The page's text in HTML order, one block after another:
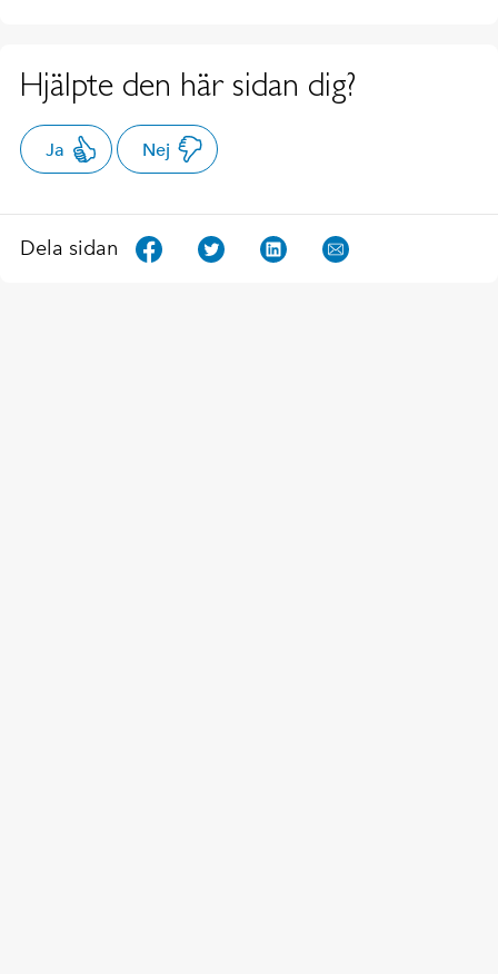
Hjälpte den här sidan dig?
Ja Nej
Dela sidan